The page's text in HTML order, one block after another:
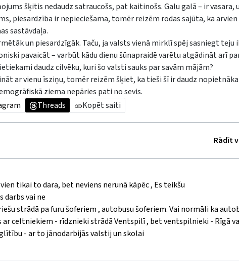
šķitis nedaudz satraucošs, pat kaitinošs. Galu galā – ir vasara,
piesardzība ir nepieciešama, tomēr reizēm rodas sajūta, ka
sastāvdaļa.
un piesardzīgāk. Taču, ja valsts vienā mirklī spēj sasniegt teju
pavaicāt – varbūt kādu dienu šūnapraidē varētu atgādināt arī
daudz cilvēku, kuri šo valsti sauks par savām mājām?
ar vienu īsziņu, tomēr reizēm šķiet, ka tieši šī ir daudz
ziema nepāries pati no sevis.
Threads Kopēt saiti
Rādīt
tikai to dara, bet neviens nerunā kāpēc , Es teikšu
darbs vai ne
strādā pa furu šoferiem , autobusu šoferiem. Vai normāli ka
ar celtniekiem - rīdznieki strādā Ventspilī , bet ventspilnieki - Rīgā
- ar to jānodarbijās valstij un skolai